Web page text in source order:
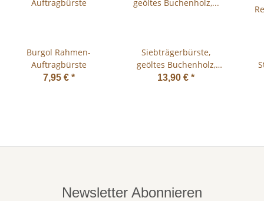
Burgol Rahmen-
Auftragbürste
7,95 € *
Siebträgerbürste,
geöltes Buchenholz,
hochwertige
13,90 € *
Newsletter Abonnieren